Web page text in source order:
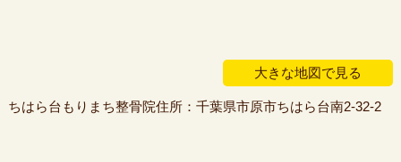
大きな地図で見る
ちはら台もりまち整骨院住所：千葉県市原市ちはら台南2-32-2